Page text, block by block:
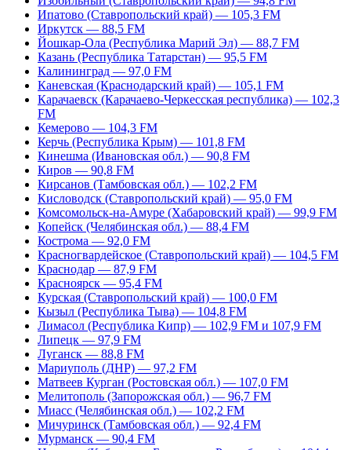
Ипатово (Ставропольский край) — 105,3 FM
Иркутск — 88,5 FM
Йошкар-Ола (Республика Марий Эл) — 88,7 FM
Казань (Республика Татарстан) — 95,5 FM
Калининград — 97,0 FM
Каневская (Краснодарский край) — 105,1 FM
Карачаевск (Карачаево-Черкесская республика) — 102,3
FM
Кемерово — 104,3 FM
Керчь (Республика Крым) — 101,8 FM
Кинешма (Ивановская обл.) — 90,8 FM
Киров — 90,8 FM
Кирсанов (Тамбовская обл.) — 102,2 FM
Кисловодск (Ставропольский край) — 95,0 FM
Комсомольск-на-Амуре (Хабаровский край) — 99,9 FM
Копейск (Челябинская обл.) — 88,4 FM
Кострома — 92,0 FM
Красногвардейское (Ставропольский край) — 104,5 FM
Краснодар — 87,9 FM
Красноярск — 95,4 FM
Курская (Ставропольский край) — 100,0 FM
Кызыл (Республика Тыва) — 104,8 FM
Лимасол (Республика Кипр) — 102,9 FM и 107,9 FM
Липецк — 97,9 FM
Луганск — 88,8 FM
Мариуполь (ДНР) — 97,2 FM
Матвеев Курган (Ростовская обл.) — 107,0 FM
Мелитополь (Запорожская обл.) — 96,7 FM
Миасс (Челябинская обл.) — 102,2 FM
Мичуринск (Тамбовская обл.) — 92,4 FM
Мурманск — 90,4 FM